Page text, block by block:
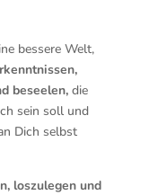
bessere Welt,
beseelen,die
sein soll und
Dich selbst
loszulegen und